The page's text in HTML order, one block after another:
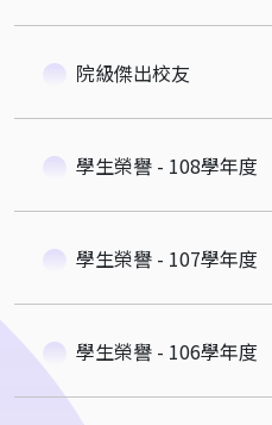
院級傑出校友
學生榮譽 - 108學年度
學生榮譽 - 107學年度
學生榮譽 - 106學年度